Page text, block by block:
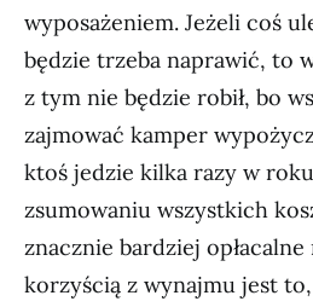
wyposażeniem. Jeżeli coś
będzie trzeba naprawić, to
z tym nie będzie robił, bo
zajmować kamper
ktoś jedzie kilka razy w
zsumowaniu wszystkich
znacznie bardziej
korzyścią z wynajmu jest